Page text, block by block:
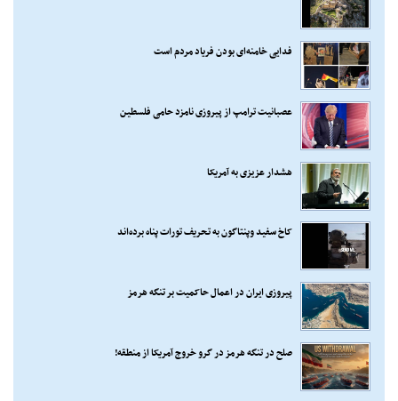
فدایی خامنه‌ای بودن فریاد مردم است
عصبانیت ترامپ از پیروزی نامزد حامی فلسطین
هشدار عزیزی به آمریکا
کاخ سفید وپنتاگون به تحریف تورات پناه برده‌اند
پیروزی ایران در اعمال حاکمیت بر تنگه هرمز
صلح در تنگه هرمز در گرو خروج آمریکا از منطقه!